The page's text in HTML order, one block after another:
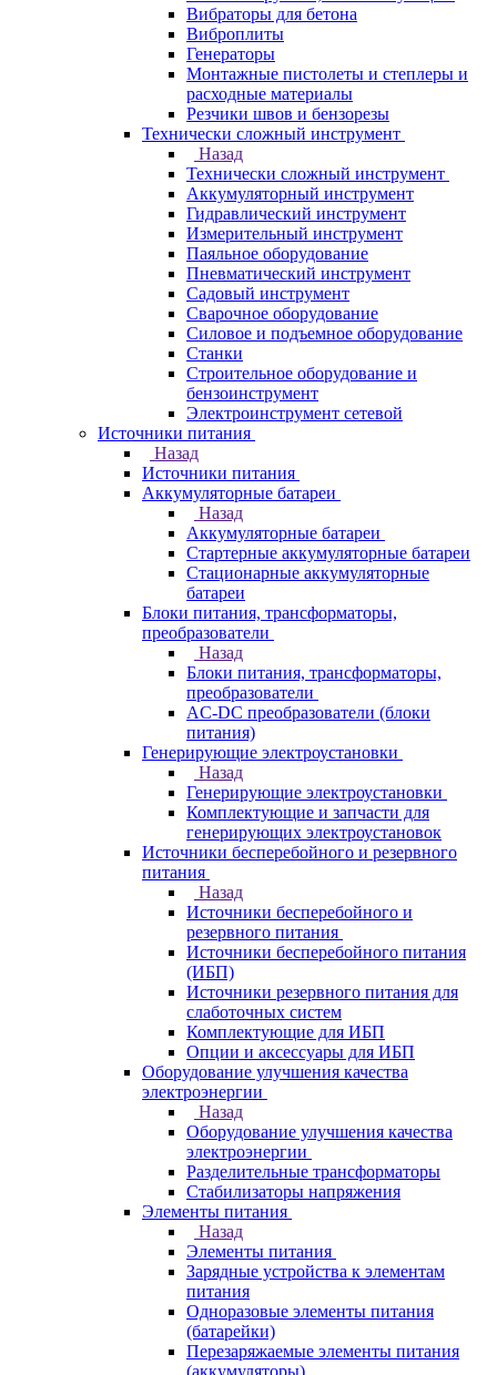
Вибраторы для бетона
Виброплиты
Генераторы
Монтажные пистолеты и степлеры и
расходные материалы
Резчики швов и бензорезы
Технически сложный инструмент
Назад
Технически сложный инструмент
Аккумуляторный инструмент
Гидравлический инструмент
Измерительный инструмент
Паяльное оборудование
Пневматический инструмент
Садовый инструмент
Сварочное оборудование
Силовое и подъемное оборудование
Станки
Строительное оборудование и
бензоинструмент
Электроинструмент сетевой
Источники питания
Назад
Источники питания
Аккумуляторные батареи
Назад
Аккумуляторные батареи
Стартерные аккумуляторные батареи
Стационарные аккумуляторные
батареи
Блоки питания, трансформаторы,
преобразователи
Назад
Блоки питания, трансформаторы,
преобразователи
AC-DC преобразователи (блоки
питания)
Генерирующие электроустановки
Назад
Генерирующие электроустановки
Комплектующие и запчасти для
генерирующих электроустановок
Источники бесперебойного и резервного
питания
Назад
Источники бесперебойного и
резервного питания
Источники бесперебойного питания
(ИБП)
Источники резервного питания для
слаботочных систем
Комплектующие для ИБП
Опции и аксессуары для ИБП
Оборудование улучшения качества
электроэнергии
Назад
Оборудование улучшения качества
электроэнергии
Разделительные трансформаторы
Стабилизаторы напряжения
Элементы питания
Назад
Элементы питания
Зарядные устройства к элементам
питания
Одноразовые элементы питания
(батарейки)
Перезаряжаемые элементы питания
(аккумуляторы)